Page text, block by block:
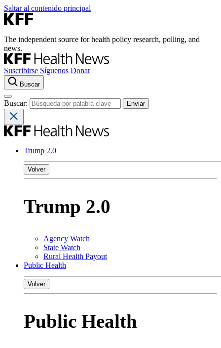
Saltar al contenido principal
The independent source for health policy research, polling, and
news.
Suscribirse Síguenos Donar
Buscar
Buscar:
Trump 2.0
Volver
Trump 2.0
Agency Watch
State Watch
Rural Health Payout
Public Health
Volver
Public Health